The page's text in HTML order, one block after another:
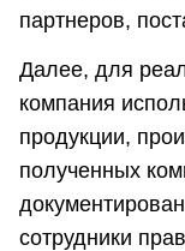
партнеров,
Далее, для
компания
продукции,
полученных
сотрудники